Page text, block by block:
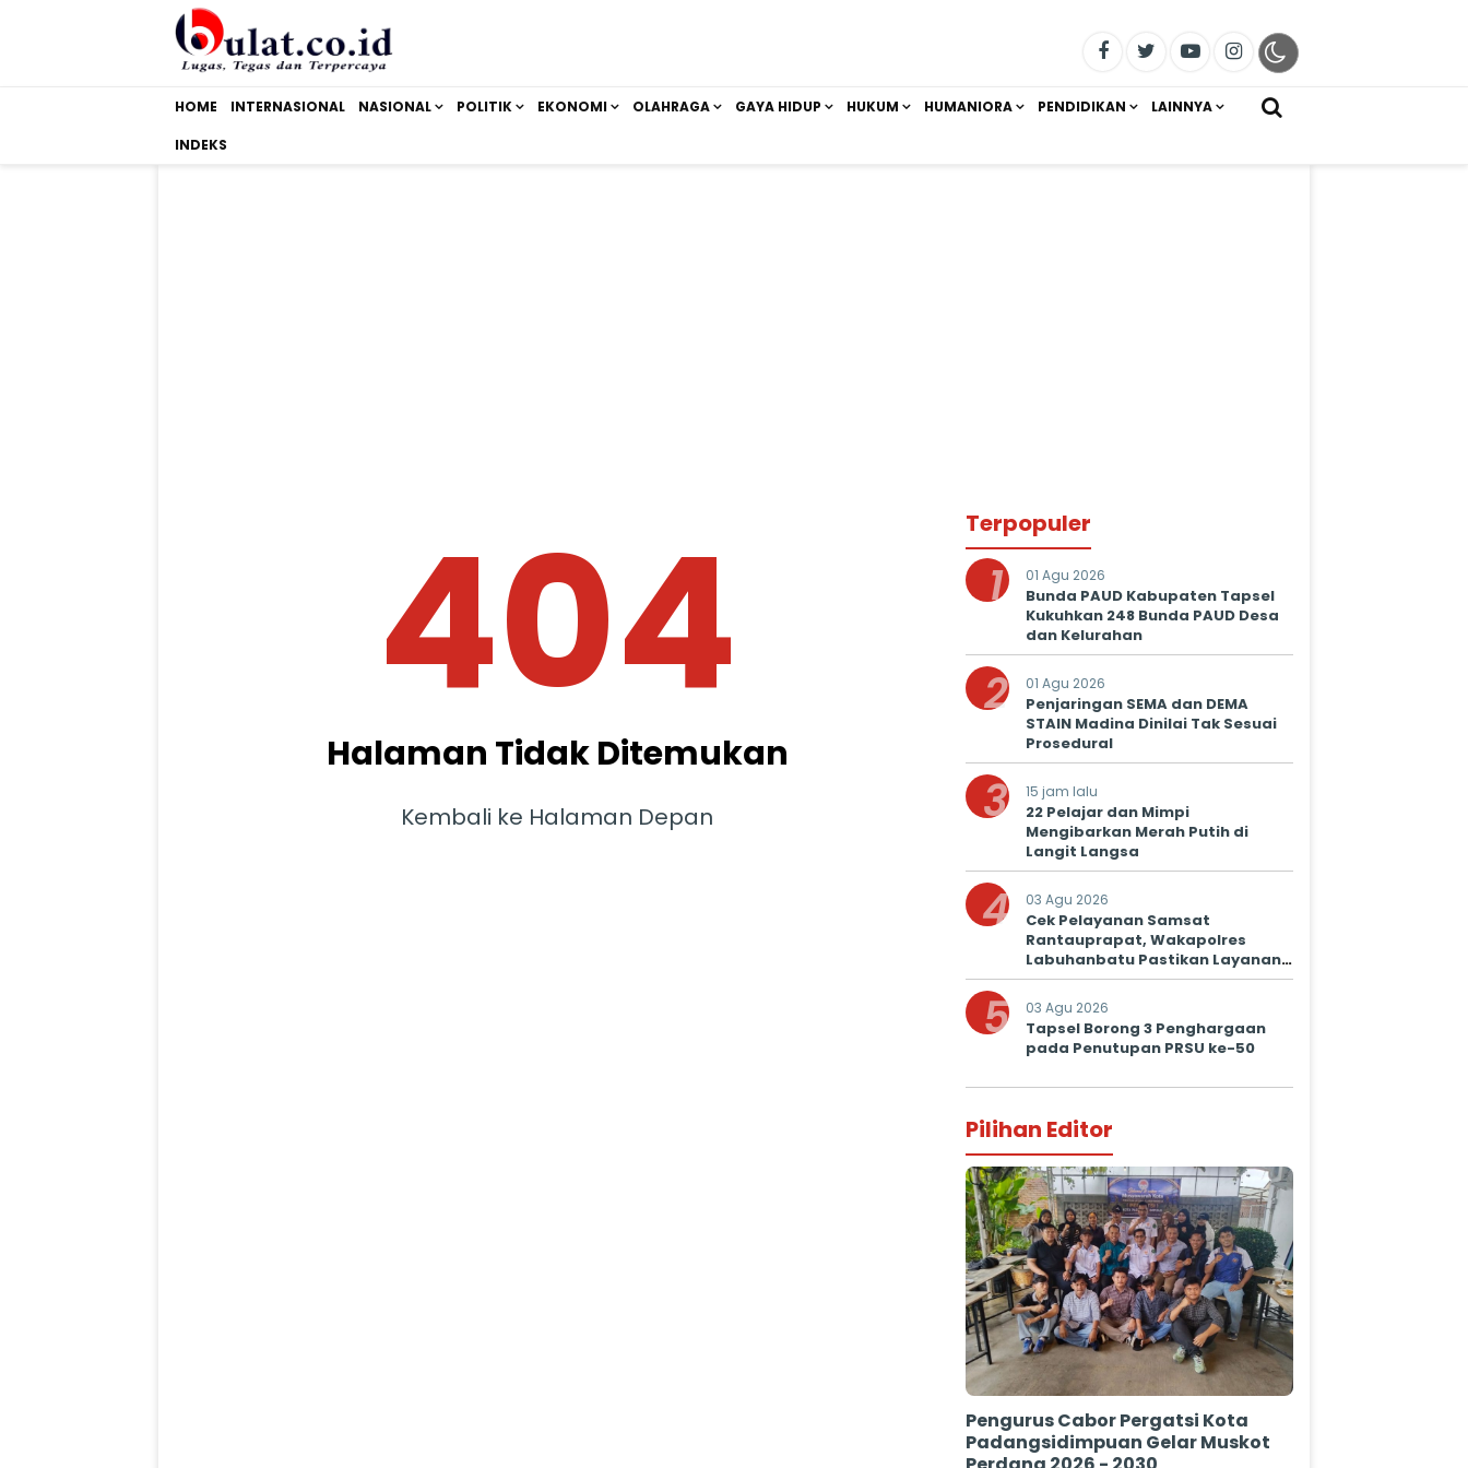
HOME INTERNASIONAL NASIONAL POLITIK EKONOMI OLAHRAGA GAYA HIDUP HUKUM HUMANIORA PENDIDIKAN LAINNYA
INDEKS
404
Halaman Tidak Ditemukan
Kembali ke Halaman Depan
Terpopuler
1 01 Agu 2026
Bunda PAUD Kabupaten Tapsel
Kukuhkan 248 Bunda PAUD Desa
dan Kelurahan
2 01 Agu 2026
Penjaringan SEMA dan DEMA
STAIN Madina Dinilai Tak Sesuai
Prosedural
3 15 jam lalu
22 Pelajar dan Mimpi
Mengibarkan Merah Putih di
Langit Langsa
4 03 Agu 2026
Cek Pelayanan Samsat
Rantauprapat, Wakapolres
Labuhanbatu Pastikan Layanan
Prima untuk Masyarakat
5 03 Agu 2026
Tapsel Borong 3 Penghargaan
pada Penutupan PRSU ke-50
Pilihan Editor
Pengurus Cabor Pergatsi Kota
Padangsidimpuan Gelar Muskot